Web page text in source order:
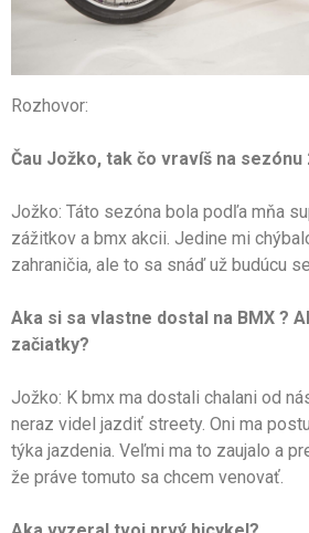
Rozhovor:
Čau Jožko, tak čo vravíš na sezónu
Jožko: Táto sezóna bola podľa mňa
zážitkov a bmx akcii. Jedine mi
zahraničia, ale to sa snáď už budúcu
Aka si sa vlastne dostal na BMX ?
začiatky?
Jožko: K bmx ma dostali chalani od
neraz videl jazdiť streety. Oni ma
týka jazdenia. Veľmi ma to zaujalo a
že práve tomuto sa chcem venovať.